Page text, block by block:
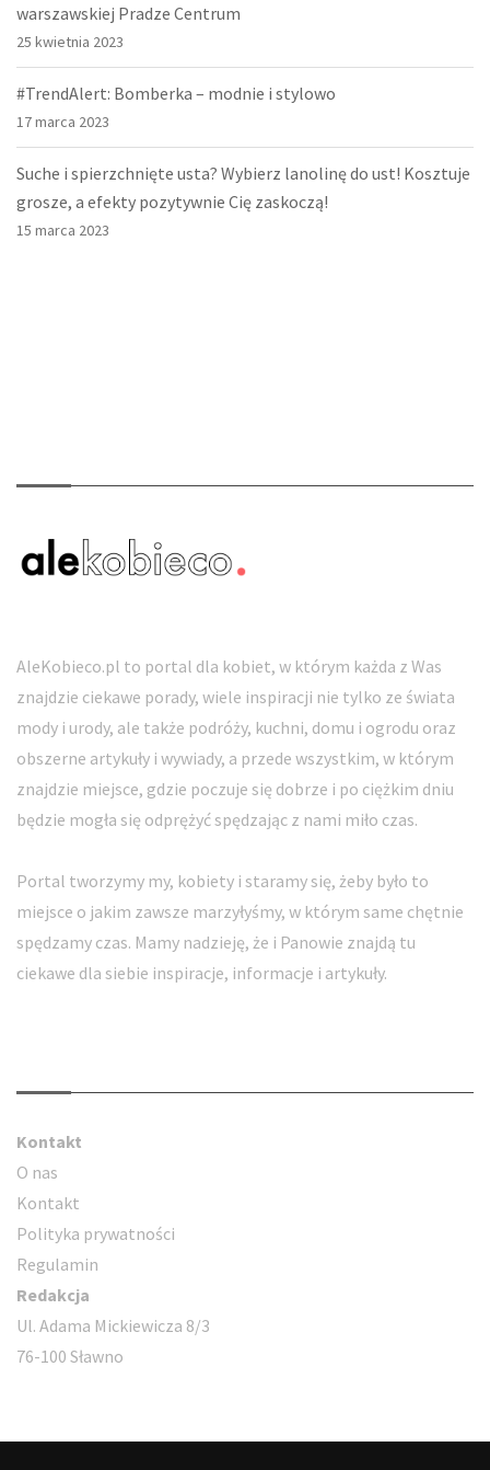
warszawskiej Pradze Centrum
25 kwietnia 2023
#TrendAlert: Bomberka – modnie i stylowo
17 marca 2023
Suche i spierzchnięte usta? Wybierz lanolinę do ust! Kosztuje
grosze, a efekty pozytywnie Cię zaskoczą!
15 marca 2023
AleKobieco.pl to portal dla kobiet, w którym każda z Was
znajdzie ciekawe porady, wiele inspiracji nie tylko ze świata
mody i urody, ale także podróży, kuchni, domu i ogrodu oraz
obszerne artykuły i wywiady, a przede wszystkim, w którym
znajdzie miejsce, gdzie poczuje się dobrze i po ciężkim dniu
będzie mogła się odprężyć spędzając z nami miło czas.
Portal tworzymy my, kobiety i staramy się, żeby było to
miejsce o jakim zawsze marzyłyśmy, w którym same chętnie
spędzamy czas. Mamy nadzieję, że i Panowie znajdą tu
ciekawe dla siebie inspiracje, informacje i artykuły.
Kontakt
O nas
Kontakt
Polityka prywatności
Regulamin
Redakcja
Ul. Adama Mickiewicza 8/3
76-100 Sławno